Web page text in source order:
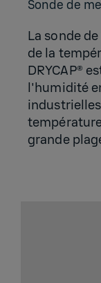
Sonde de
La sonde
de la
DRYCAP®
l'humidité
grande